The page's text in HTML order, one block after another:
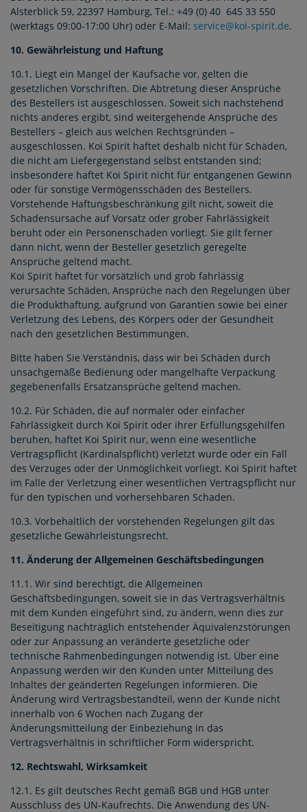
Alsterblick 59, 22397 Hamburg, Tel.: +49 (0) 40 645 33 550
(werktags 09:00-17:00 Uhr) oder E-Mail: service@koi-spirit.de.
10. Gewährleistung und Haftung
10.1. Liegt ein Mangel der Kaufsache vor, gelten die
gesetzlichen Vorschriften. Die Abtretung dieser Ansprüche
des Bestellers ist ausgeschlossen. Soweit sich nachstehend
nichts anderes ergibt, sind weitergehende Ansprüche des
Bestellers – gleich aus welchen Rechtsgründen –
ausgeschlossen. Koi Spirit haftet deshalb nicht für Schäden,
die nicht am Liefergegenstand selbst entstanden sind;
insbesondere haftet Koi Spirit nicht für entgangenen Gewinn
oder für sonstige Vermögensschäden des Bestellers.
Vorstehende Haftungsbeschränkung gilt nicht, soweit die
Schadensursache auf Vorsatz oder grober Fahrlässigkeit
beruht oder ein Personenschaden vorliegt. Sie gilt ferner
dann nicht, wenn der Besteller gesetzlich geregelte
Ansprüche geltend macht.
Koi Spirit haftet für vorsätzlich und grob fahrlässig
verursachte Schäden, Ansprüche nach den Regelungen über
die Produkthaftung, aufgrund von Garantien sowie bei einer
Verletzung des Lebens, des Körpers oder der Gesundheit
nach den gesetzlichen Bestimmungen.
Bitte haben Sie Verständnis, dass wir bei Schäden durch
unsachgemäße Bedienung oder mangelhafte Verpackung
gegebenenfalls Ersatzansprüche geltend machen.
10.2. Für Schäden, die auf normaler oder einfacher
Fahrlässigkeit durch Koi Spirit oder ihrer Erfüllungsgehilfen
beruhen, haftet Koi Spirit nur, wenn eine wesentliche
Vertragspflicht (Kardinalspflicht) verletzt wurde oder ein Fall
des Verzuges oder der Unmöglichkeit vorliegt. Koi Spirit haftet
im Falle der Verletzung einer wesentlichen Vertragspflicht nur
für den typischen und vorhersehbaren Schaden.
10.3. Vorbehaltlich der vorstehenden Regelungen gilt das
gesetzliche Gewährleistungsrecht.
11. Änderung der Allgemeinen Geschäftsbedingungen
11.1. Wir sind berechtigt, die Allgemeinen
Geschäftsbedingungen, soweit sie in das Vertragsverhältnis
mit dem Kunden eingeführt sind, zu ändern, wenn dies zur
Beseitigung nachträglich entstehender Äquivalenzstörungen
oder zur Anpassung an veränderte gesetzliche oder
technische Rahmenbedingungen notwendig ist. Über eine
Anpassung werden wir den Kunden unter Mitteilung des
Inhaltes der geänderten Regelungen informieren. Die
Änderung wird Vertragsbestandteil, wenn der Kunde nicht
innerhalb von 6 Wochen nach Zugang der
Änderungsmitteilung der Einbeziehung in das
Vertragsverhältnis in schriftlicher Form widerspricht.
12. Rechtswahl, Wirksamkeit
12.1. Es gilt deutsches Recht gemäß BGB und HGB unter
Ausschluss des UN-Kaufrechts. Die Anwendung des UN-